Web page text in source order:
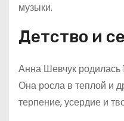
музыки.
Детство и
Анна Шевчук родилась
Она росла в теплой и
терпение, усердие и